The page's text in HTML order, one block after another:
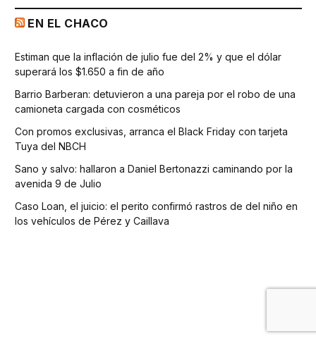
EN EL CHACO
Estiman que la inflación de julio fue del 2% y que el dólar
superará los $1.650 a fin de año
Barrio Barberan: detuvieron a una pareja por el robo de una
camioneta cargada con cosméticos
Con promos exclusivas, arranca el Black Friday con tarjeta
Tuya del NBCH
Sano y salvo: hallaron a Daniel Bertonazzi caminando por la
avenida 9 de Julio
Caso Loan, el juicio: el perito confirmó rastros de del niño en
los vehículos de Pérez y Caillava